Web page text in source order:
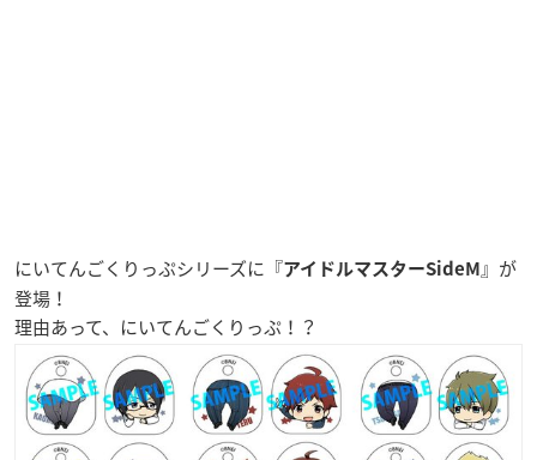
にいてんごくりっぷシリーズに『アイドルマスターSideM』が
登場！
理由あって、にいてんごくりっぷ！？